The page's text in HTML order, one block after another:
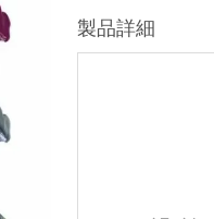
製品詳細